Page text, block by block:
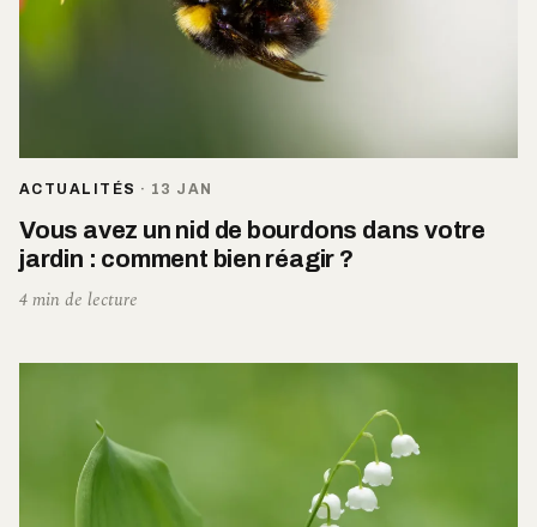
ACTUALITÉS · 13 JAN
Vous avez un nid de bourdons dans votre
jardin : comment bien réagir ?
4 min de lecture